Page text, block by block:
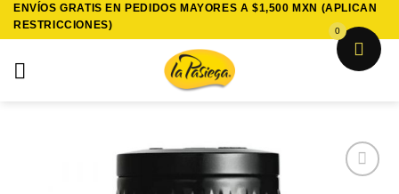
Saltar
ENVÍOS GRATIS EN PEDIDOS MAYORES A $1,500 MXN (APLICAN
RESTRICCIONES)
0